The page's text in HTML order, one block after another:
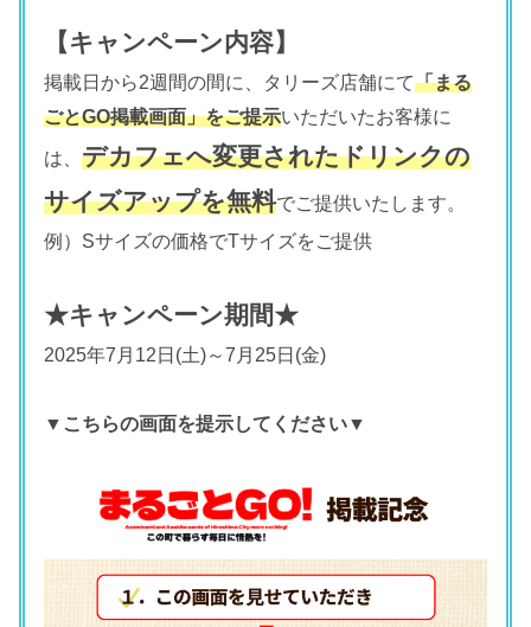
【キャンペーン内容】
掲載日から2週間の間に、タリーズ店舗にて「まる
ごとGO掲載画面」をご提示いただいたお客様に
は、 デカフェへ変更されたドリンクの
サイズアップを無料でご提供いたします。
例）Sサイズの価格でTサイズをご提供
★キャンペーン期間★
2025年7月12日(土)～7月25日(金)
▼こちらの画面を提示してください▼